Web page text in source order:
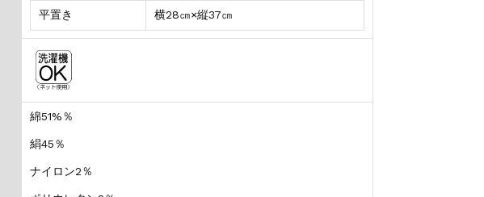
平置き 横28㎝×縦37㎝
綿51%％
絹45％
ナイロン2％